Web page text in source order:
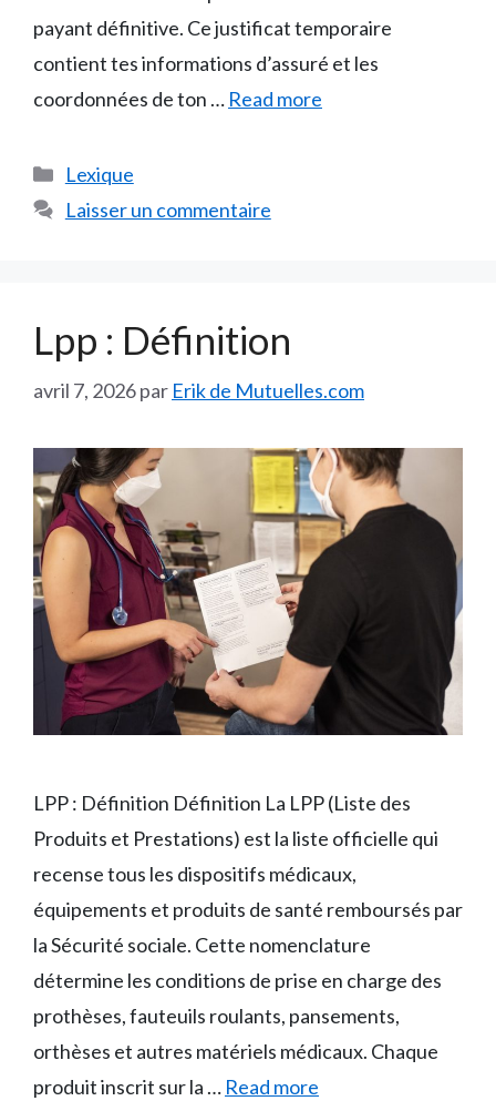
payant définitive. Ce justificat temporaire
contient tes informations d’assuré et les
coordonnées de ton … Read more
Catégories
Lexique
Laisser un commentaire
Lpp : Définition
avril 7, 2026par Erik de Mutuelles.com
LPP : Définition Définition La LPP (Liste des
Produits et Prestations) est la liste officielle qui
recense tous les dispositifs médicaux,
équipements et produits de santé remboursés par
la Sécurité sociale. Cette nomenclature
détermine les conditions de prise en charge des
prothèses, fauteuils roulants, pansements,
orthèses et autres matériels médicaux. Chaque
produit inscrit sur la … Read more